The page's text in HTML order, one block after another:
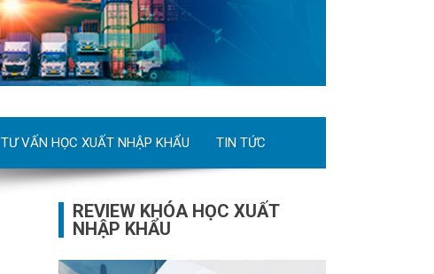
TƯ VẤN HỌC XUẤT NHẬP KHẨU TIN TỨC
REVIEW KHÓA HỌC XUẤT
NHẬP KHẨU